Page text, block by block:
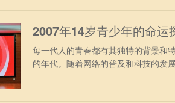
2007年14岁青少年的命运
每一代人的青春都有其独特的背景和
的年代。随着网络的普及和科技的发